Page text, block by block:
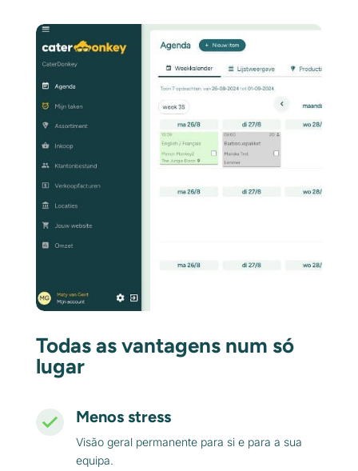
Todas as vantagens num só
lugar
Menos stress
Visão geral permanente para si e para a sua
equipa.